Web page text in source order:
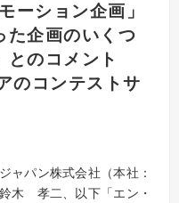
ーション企画」
た企画のいくつ
のコメント
のコンテストサ
ャパン株式会社（本社：
木 孝二、以下「エン・